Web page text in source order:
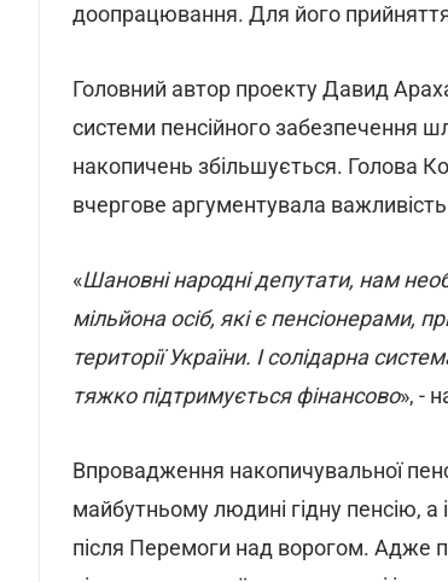
доопрацювання. Для його
Головний автор проекту Давид
системи пенсійного забезпечення
накопичень збільшується. Голова
вчергове аргументувала
«Шановні народні депутати, нам
мільйона осіб, які є пенсіонерами,
території України. І солідарна
тяжко підтримується фінансово», -
Впровадження накопичувальної
майбутньому людині гідну пенсію, а
після Перемоги над ворогом. Адже